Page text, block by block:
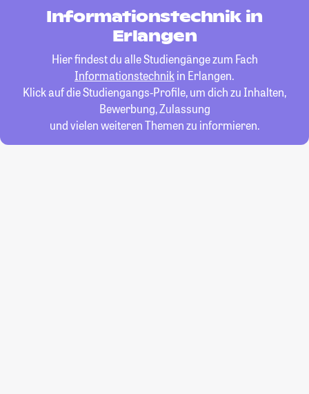
Informationstechnik in
Erlangen
Hier findest du alle Studiengänge zum Fach
Informationstechnikin Erlangen.
Klick auf die Studiengangs-Profile, um dich zu Inhalten,
Bewerbung, Zulassung
und vielen weiteren Themen zu informieren.